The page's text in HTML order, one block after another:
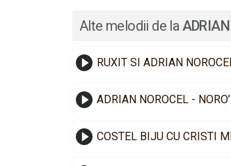
Alte melodii de la
RUXIT SI ADRIAN
ADRIAN NOROCEL -
COSTEL BIJU CU CRISTI